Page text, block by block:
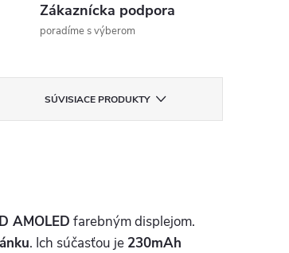
Zákaznícka podpora
poradíme s výberom
SÚVISIACE PRODUKTY
AMOLED farebným displejom.
. Ich súčasťou je 230mAh